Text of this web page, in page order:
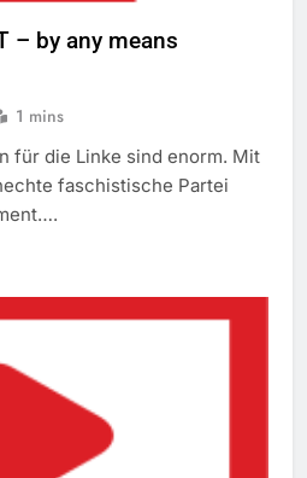
– by any means
1 mins
für die Linke sind enorm. Mit
faschistische Partei